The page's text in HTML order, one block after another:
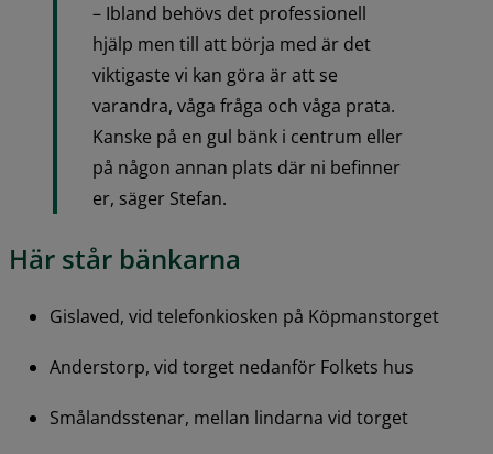
– Ibland behövs det professionell
hjälp men till att börja med är det
viktigaste vi kan göra är att se
varandra, våga fråga och våga prata.
Kanske på en gul bänk i centrum eller
på någon annan plats där ni befinner
er, säger Stefan.
Här står bänkarna
Gislaved, vid telefonkiosken på Köpmanstorget
Anderstorp, vid torget nedanför Folkets hus
Smålandsstenar, mellan lindarna vid torget